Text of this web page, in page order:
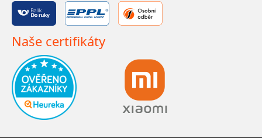
Naše certifikáty